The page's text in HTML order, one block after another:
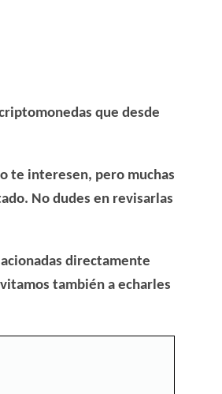
que desde
te interesen, pero muchas
. No dudes en revisarlas
directamente
también a echarles